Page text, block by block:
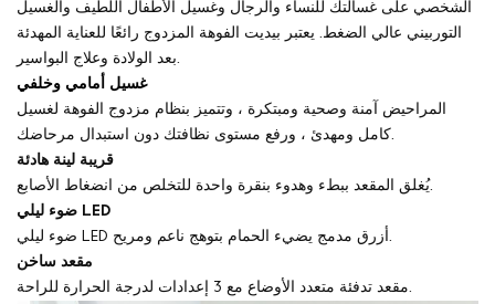
الشخصي على غسالتك للنساء والرجال وغسيل الأطفال اللطيف والغسيل
التوربيني عالي الضغط. يعتبر بيديت الفوهة المزدوج رائعًا للعناية المهدئة
بعد الولادة وعلاج البواسير.
غسيل أمامي وخلفي
المراحيض آمنة وصحية ومبتكرة ، وتتميز بنظام مزدوج الفوهة لغسيل
كامل ومهدئ ، ورفع مستوى نظافتك دون استبدال مرحاضك.
قريبة لينة هادئة
يُغلق المقعد ببطء وهدوء بنقرة واحدة للتخلص من انضغاط الأصابع.
ضوء ليلي LED
ضوء ليلي LED أزرق مدمج يضيء الحمام بتوهج ناعم ومريح.
مقعد ساخن
مقعد تدفئة متعدد الأوضاع مع 3 إعدادات لدرجة الحرارة للراحة.